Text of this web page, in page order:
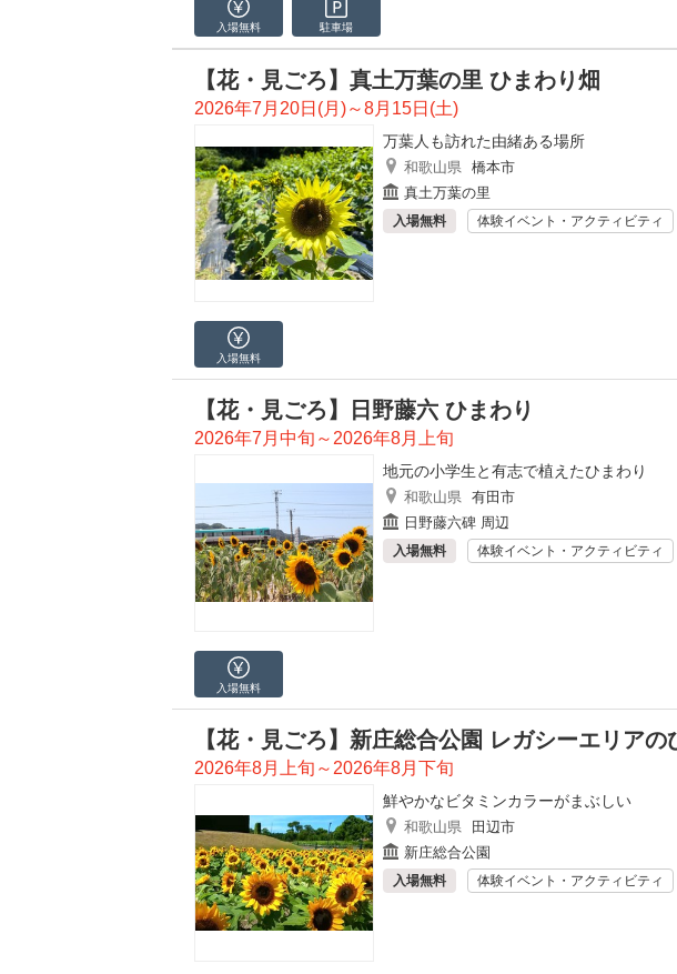
入場無料 駐車場
【花・見ごろ】真土万葉の里 ひまわり畑
2026年7月20日(月)～8月15日(土)
万葉人も訪れた由緒ある場所
和歌山県 橋本市
真土万葉の里
入場無料 体験イベント・アクティビティ
入場無料
【花・見ごろ】日野藤六 ひまわり
2026年7月中旬～2026年8月上旬
地元の小学生と有志で植えたひまわり
和歌山県 有田市
日野藤六碑 周辺
入場無料 体験イベント・アクティビティ
入場無料
【花・見ごろ】新庄総合公園 レガシーエリアの
2026年8月上旬～2026年8月下旬
鮮やかなビタミンカラーがまぶしい
和歌山県
田辺市
新庄総合公園
入場無料 体験イベント・アクティビティ